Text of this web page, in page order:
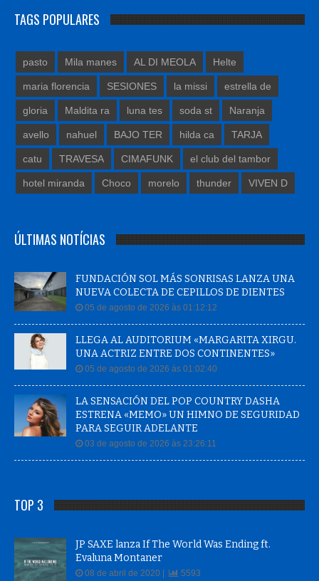
TAGS POPULARES
pasto Mila manes AL DI MEOLA Helte
maria florencia SESIONES la missi estrella de
gloria Maldita ra luna tes soda st Naranja
avello nahuel BAJO TER hilda ca TARJA
catu TRAVESA CIMAFUNK el club del tambor
hotel miranda Choco morelo thunder VIVEN D
ÚLTIMAS NOTÍCIAS
FUNDACIÓN SOL MÁS SONRISAS LANZA UNA
NUEVA COLECTA DE CEPILLOS DE DIENTES
05 de agosto de 2026 às 01:12:12
LLEGA AL AUDITORIUM «MARGARITA XIRGU.
UNA ACTRIZ ENTRE DOS CONTINENTES»
05 de agosto de 2026 às 01:02:40
LA SENSACIÓN DEL POP COUNTRY DASHA
ESTRENA «MEMO» UN HIMNO DE SEGURIDAD
PARA SEGUIR ADELANTE
03 de agosto de 2026 às 23:26:11
TOP 3
JP SAXE lanza If The World Was Ending ft.
Evaluna Montaner
08 de abril de 2020 | 5593